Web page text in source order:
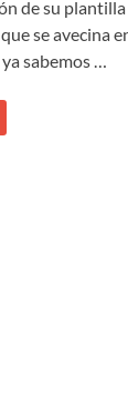
de su
se avecina
sabemos …